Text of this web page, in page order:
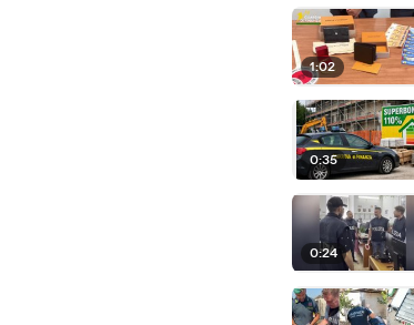
1:02
0:35
0:24